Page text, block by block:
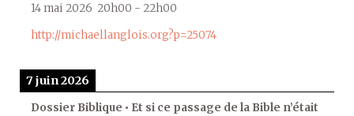
14 mai 2026 20h00 - 22h00
http://michaellanglois.org?p=25074
7 juin 2026
Dossier Biblique • Et si ce passage de la Bible n’était